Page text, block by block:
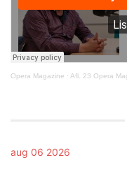
Opera Magazine · Afl. 23 Opera
aug 06 2026